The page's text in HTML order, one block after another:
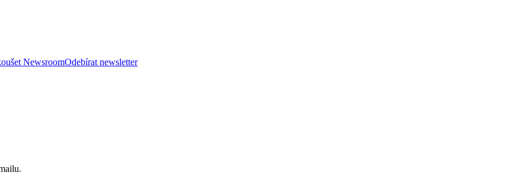
NewsroomOdebírat newsletter